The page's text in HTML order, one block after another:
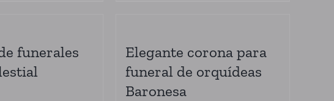
funerales
Elegante corona para
funeral de orquídeas
Baronesa